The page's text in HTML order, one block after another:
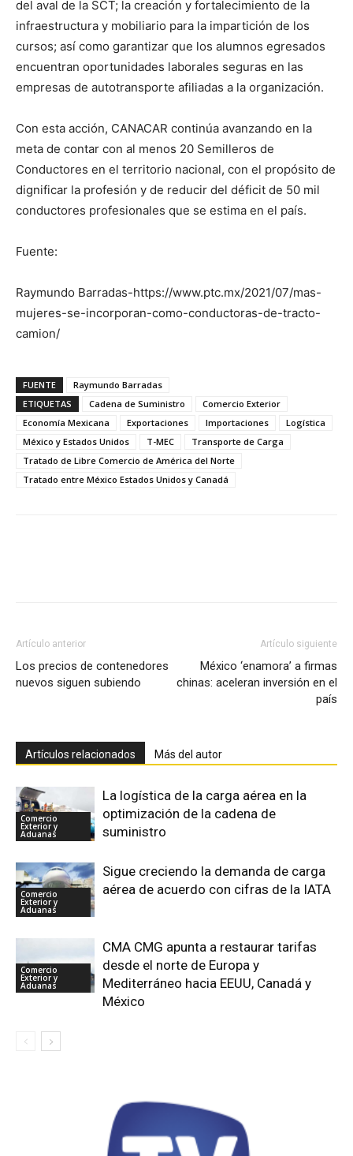
del aval de la SCT; la creación y fortalecimiento de la
infraestructura y mobiliario para la impartición de los
cursos; así como garantizar que los alumnos egresados
encuentran oportunidades laborales seguras en las
empresas de autotransporte afiliadas a la organización.
Con esta acción, CANACAR continúa avanzando en la
meta de contar con al menos 20 Semilleros de
Conductores en el territorio nacional, con el propósito de
dignificar la profesión y de reducir del déficit de 50 mil
conductores profesionales que se estima en el país.
Fuente:
Raymundo Barradas-https://www.ptc.mx/2021/07/mas-
mujeres-se-incorporan-como-conductoras-de-tracto-
camion/
FUENTE
Raymundo Barradas
ETIQUETAS
Cadena de Suministro
Comercio Exterior
Economía Mexicana
Exportaciones Importaciones
Logística
México y Estados Unidos
T-MEC
Transporte de Carga
Tratado de Libre Comercio de América del Norte
Tratado entre México Estados Unidos y Canadá
Artículo anterior
Los precios de contenedores
nuevos siguen subiendo
Artículo siguiente
México ‘enamora’ a firmas
chinas: aceleran inversión en el
país
Artículos relacionados Más del autor
Comercio
Exterior y
Aduanas
La logística de la carga aérea en la
optimización de la cadena de
suministro
Comercio
Exterior y
Aduanas
Sigue creciendo la demanda de carga
aérea de acuerdo con cifras de la IATA
Comercio
Exterior y
Aduanas
CMA CMG apunta a restaurar tarifas
desde el norte de Europa y
Mediterráneo hacia EEUU, Canadá y
México